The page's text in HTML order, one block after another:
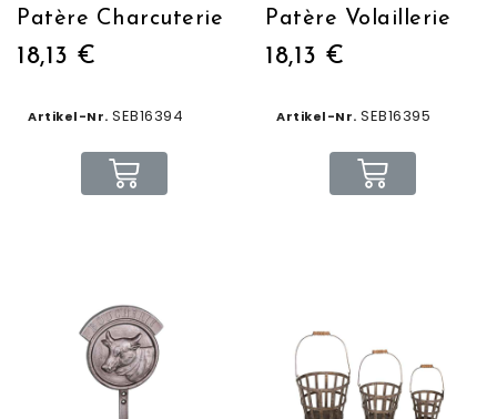
Patère Charcuterie
18,13 €
Artikel-Nr. SEB16394
Patère Volaillerie
18,13 €
Artikel-Nr. SEB16395